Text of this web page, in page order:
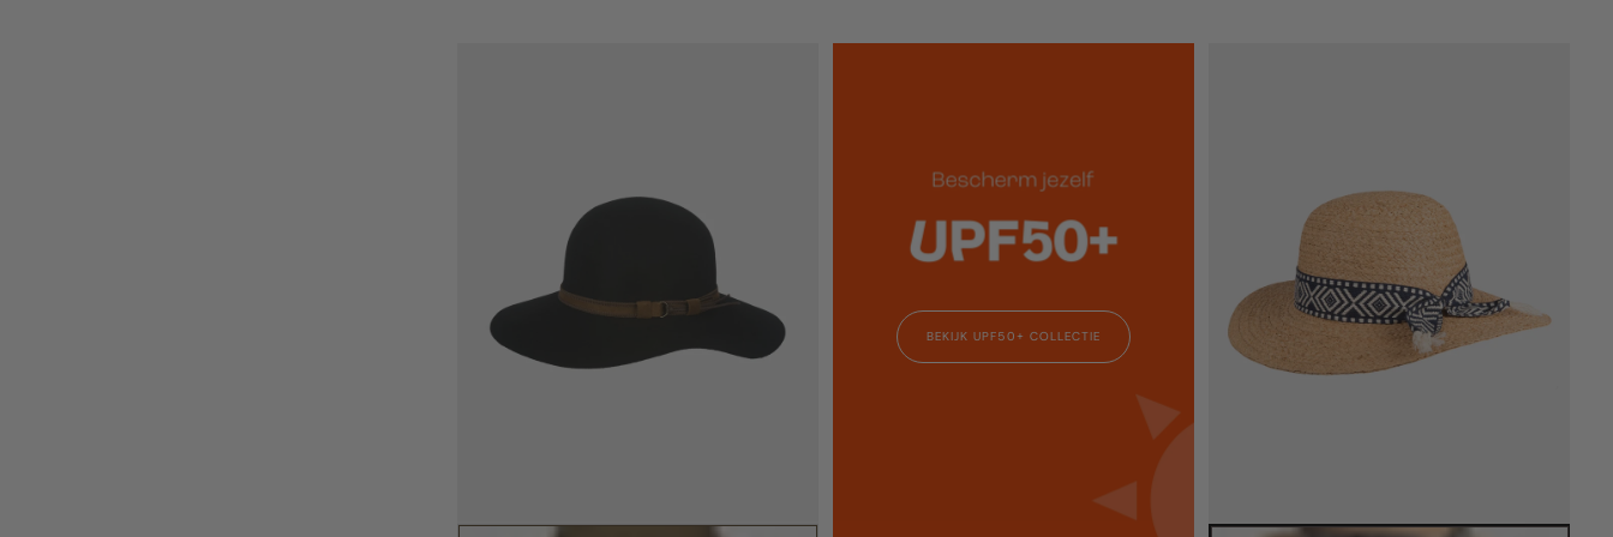
BEKIJK UPF50+ COLLECTIE